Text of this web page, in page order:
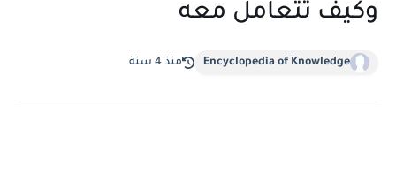
وكيف تتعامل معه
Encyclopedia of Knowledge منذ 4 سنة